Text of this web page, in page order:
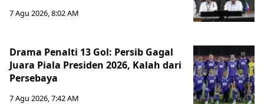
7 Agu 2026, 8:02 AM
Drama Penalti 13 Gol: Persib Gagal
Juara Piala Presiden 2026, Kalah dari
Persebaya
7 Agu 2026, 7:42 AM